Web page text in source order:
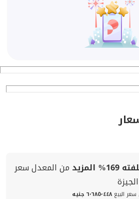
169% المزيد من المعدلسعر
البيع ٦٬٦٨٥٬٤٤٨ جنيه